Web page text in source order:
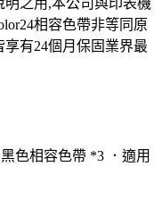
黑色相容色帶 *3 ．適用